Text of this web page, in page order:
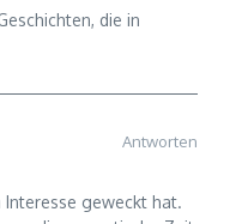
die in
Antworten
Interesse geweckt hat.